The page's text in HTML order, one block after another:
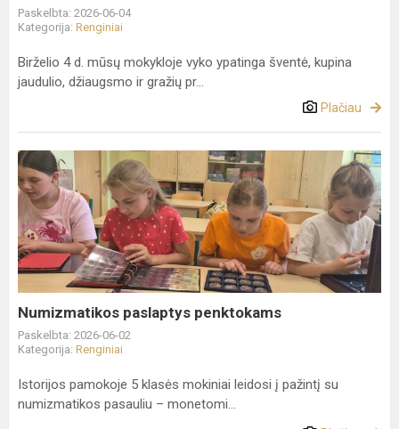
Paskelbta: 2026-06-04
Kategorija: Renginiai
Birželio 4 d. mūsų mokykloje vyko ypatinga šventė, kupina
jaudulio, džiaugsmo ir gražių pr...
Plačiau
Numizmatikos
paslaptys
penktokams
Numizmatikos paslaptys penktokams
Paskelbta: 2026-06-02
Kategorija: Renginiai
Istorijos pamokoje 5 klasės mokiniai leidosi į pažintį su
numizmatikos pasauliu – monetomi...